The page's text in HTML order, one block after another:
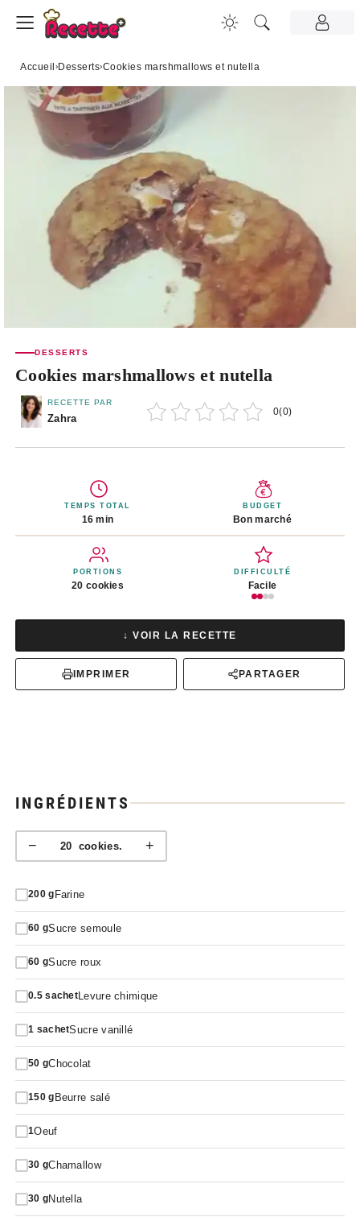
Accueil ›Desserts›Cookies marshmallows et nutella
DESSERTS
Cookies marshmallows et nutella
RECETTE PAR
Zahra
0(0)
TEMPS TOTAL
16 min
BUDGET
Bon marché
PORTIONS
20 cookies
DIFFICULTÉ
Facile
↓ VOIR LA RECETTE
IMPRIMER PARTAGER
INGRÉDIENTS
− 20 cookies. +
200 gFarine
60 gSucre semoule
60 gSucre roux
0.5 sachetLevure chimique
1 sachetSucre vanillé
50 gChocolat
150 gBeurre salé
1Oeuf
30 gChamallow
30 gNutella